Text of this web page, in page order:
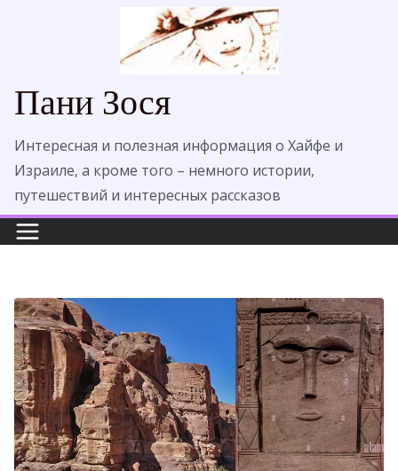
Пани Зося
Интересная и полезная информация о Хайфе и
Израиле, а кроме того – немного истории,
путешествий и интересных рассказов